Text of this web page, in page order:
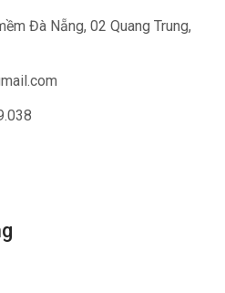
Đà Nẵng, 02 Quang Trung,